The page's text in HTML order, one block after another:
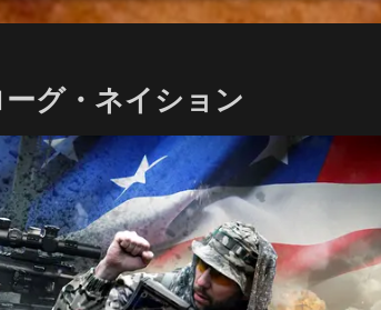
グ・ネイション